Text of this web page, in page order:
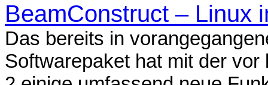
BeamConstruct – Linux
Das bereits in
Softwarepaket hat mit der